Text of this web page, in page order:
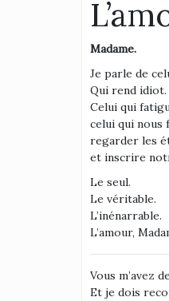
Madame.
Je parle de
Qui rend idiot.
Celui qui
celui qui
regarder les
et inscrire
Le seul.
Le véritable.
L’inénarrable.
L’amour,
Vous m’avez
Et je dois